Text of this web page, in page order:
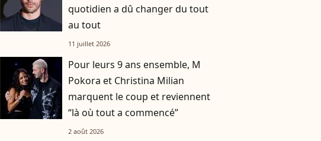
quotidien a dû changer du tout
au tout
11 juillet 2026
Pour leurs 9 ans ensemble, M
Pokora et Christina Milian
marquent le coup et reviennent
“là où tout a commencé”
2 août 2026